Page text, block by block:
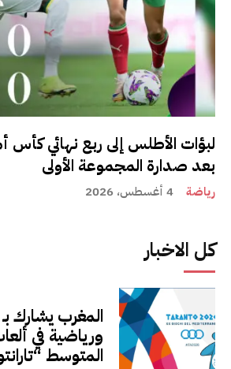
بعد صدارة المجموعة الأولى
رياضة 4 أغسطس، 2026
كل الاخبار
ورياضية في
المتوسط “تارانتو